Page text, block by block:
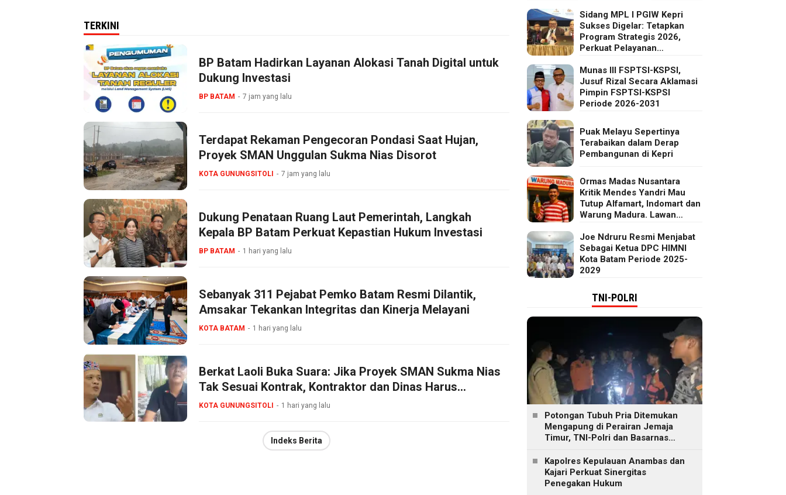
TERKINI
BP Batam Hadirkan Layanan Alokasi Tanah Digital untuk
Dukung Investasi
BP BATAM 7 jam yang lalu
Terdapat Rekaman Pengecoran Pondasi Saat Hujan,
Proyek SMAN Unggulan Sukma Nias Disorot
KOTA GUNUNGSITOLI 7 jam yang lalu
Dukung Penataan Ruang Laut Pemerintah, Langkah
Kepala BP Batam Perkuat Kepastian Hukum Investasi
BP BATAM 1 hari yang lalu
Sebanyak 311 Pejabat Pemko Batam Resmi Dilantik,
Amsakar Tekankan Integritas dan Kinerja Melayani
KOTA BATAM 1 hari yang lalu
Berkat Laoli Buka Suara: Jika Proyek SMAN Sukma Nias
Tak Sesuai Kontrak, Kontraktor dan Dinas Harus
Bertanggung Jawab!
KOTA GUNUNGSITOLI 1 hari yang lalu
Indeks Berita
Sidang MPL I PGIW Kepri
Sukses Digelar: Tetapkan
Program Strategis 2026,
Perkuat Pelayanan
Sosial
Munas III FSPTSI-KSPSI,
Jusuf Rizal Secara Aklamasi
Pimpin FSPTSI-KSPSI
Periode 2026-2031
Puak Melayu Sepertinya
Terabaikan dalam Derap
Pembangunan di Kepri
Ormas Madas Nusantara
Kritik Mendes Yandri Mau
Tutup Alfamart, Indomart dan
Warung Madura. Lawan
Joe Ndruru Resmi Menjabat
Sebagai Ketua DPC HIMNI
Kota Batam Periode 2025-
2029
TNI-POLRI
Potongan Tubuh Pria Ditemukan
Mengapung di Perairan Jemaja
Timur, TNI-Polri dan Basarnas
Kapolres Kepulauan Anambas dan
Kajari Perkuat Sinergitas
Penegakan Hukum